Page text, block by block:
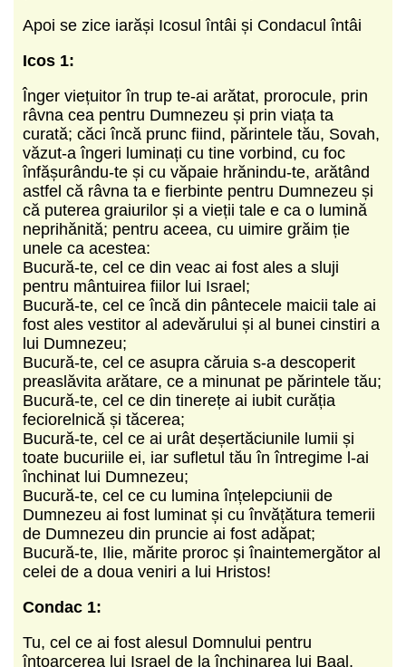
Apoi se zice iarăși Icosul întâi și Condacul întâi
Icos 1:
Înger viețuitor în trup te-ai arătat, prorocule, prin
râvna cea pentru Dumnezeu și prin viața ta
curată; căci încă prunc fiind, părintele tău, Sovah,
văzut-a îngeri luminați cu tine vorbind, cu foc
înfășurându-te și cu văpaie hrănindu-te, arătând
astfel că râvna ta e fierbinte pentru Dumnezeu și
că puterea graiurilor și a vieții tale e ca o lumină
neprihănită; pentru aceea, cu uimire grăim ție
unele ca acestea:
Bucură-te, cel ce din veac ai fost ales a sluji
pentru mântuirea fiilor lui Israel;
Bucură-te, cel ce încă din pântecele maicii tale ai
fost ales vestitor al adevărului și al bunei cinstiri a
lui Dumnezeu;
Bucură-te, cel ce asupra căruia s-a descoperit
preaslăvita arătare, ce a minunat pe părintele tău;
Bucură-te, cel ce din tinerețe ai iubit curăția
feciorelnică și tăcerea;
Bucură-te, cel ce ai urât deșertăciunile lumii și
toate bucuriile ei, iar sufletul tău în întregime l-ai
închinat lui Dumnezeu;
Bucură-te, cel ce cu lumina înțelepciunii de
Dumnezeu ai fost luminat și cu învățătura temerii
de Dumnezeu din pruncie ai fost adăpat;
Bucură-te, Ilie, mărite proroc și înaintemergător al
celei de a doua veniri a lui Hristos!
Condac 1:
Tu, cel ce ai fost alesul Domnului pentru
întoarcerea lui Israel de la închinarea lui Baal,